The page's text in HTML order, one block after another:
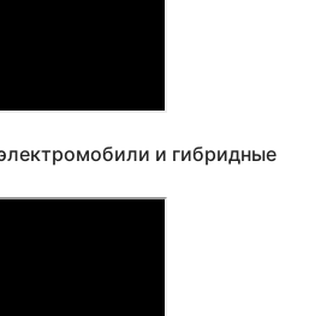
и гибридные